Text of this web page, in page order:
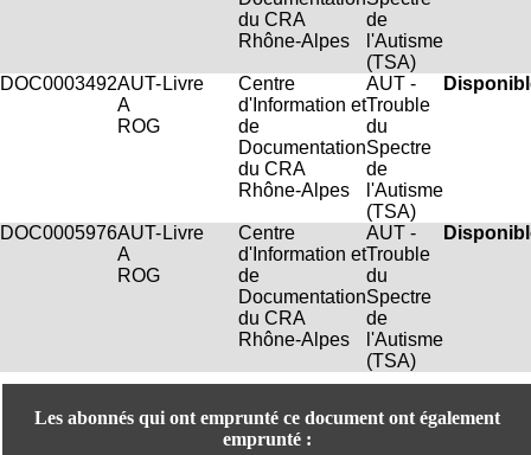
du CRA
Rhône-Alpes
de
l'Autisme
(TSA)
DOC0003492AUT-
A
ROG
Livre
Centre
d'Information et
de
Documentation
du CRA
Rhône-Alpes
AUT -
Trouble
du
Spectre
de
l'Autisme
(TSA)
DOC0005976AUT-
A
ROG
Livre
Centre
d'Information et
de
Documentation
du CRA
Rhône-Alpes
AUT -
Trouble
du
Spectre
de
l'Autisme
(TSA)
Les abonnés qui ont emprunté ce document ont également
emprunté :
B
F
B
R
O